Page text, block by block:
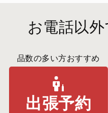
お電話以
品数の多い方おすすめ
出張予約